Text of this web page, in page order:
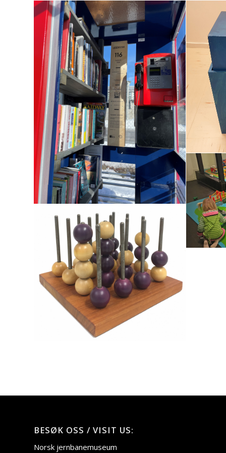
BESØK OSS / VISIT US:
Norsk jernbanemuseum